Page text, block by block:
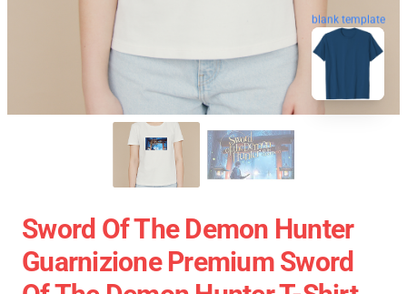
blank template
Sword Of The Demon Hunter
Guarnizione Premium Sword